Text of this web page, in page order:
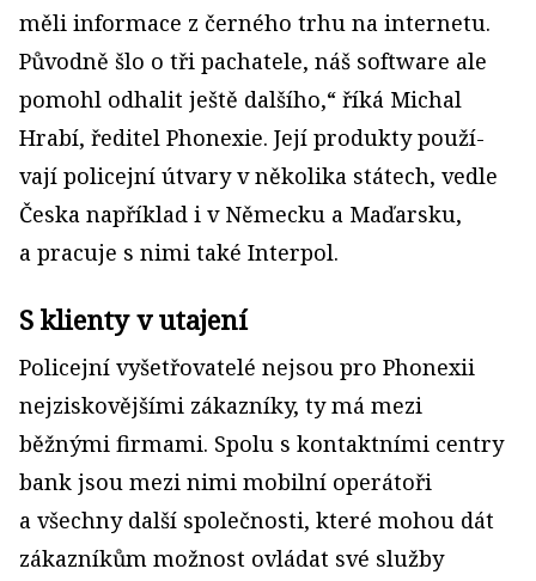
měli informace z černého trhu na internetu.
Původně šlo o tři pachatele, náš software ale
pomohl odhalit ještě dalšího,“ říká Michal
Hrabí, ředitel Phonexie. Její produkty použí­
vají policejní útvary v několika státech, vedle
Česka například i v Německu a Maďarsku,
a pracuje s nimi také Interpol.
S klienty v utajení
Policejní vyšetřovatelé nejsou pro Phonexii
nejziskovějšími zákazníky, ty má mezi
běžnými firmami. Spolu s kontaktními centry
bank jsou mezi nimi mobilní operátoři
a všechny další společnosti, které mohou dát
zákazníkům možnost ovládat své služby